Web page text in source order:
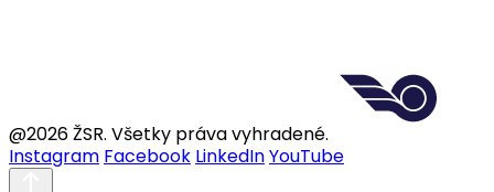
@2026 ŽSR. Všetky práva vyhradené.
Instagram Facebook LinkedInYouTube